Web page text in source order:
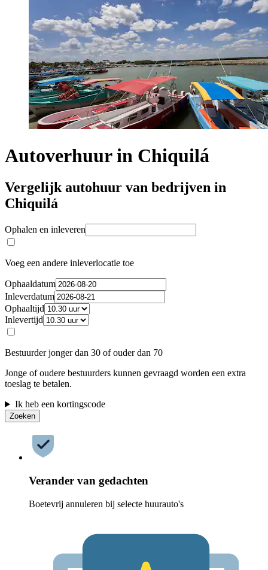
Autoverhuur in Chiquilá
Vergelijk autohuur van bedrijven in
Chiquilá
Ophalen en inleveren
Voeg een andere inleverlocatie toe
Ophaaldatum
Inleverdatum
Ophaaltijd
Inlevertijd
Bestuurder jonger dan 30 of ouder dan 70
Jonge of oudere bestuurders kunnen gevraagd worden een extra
toeslag te betalen.
Ik heb een kortingscode
Zoeken
Verander van gedachten
Boetevrij annuleren bij selecte huurauto's